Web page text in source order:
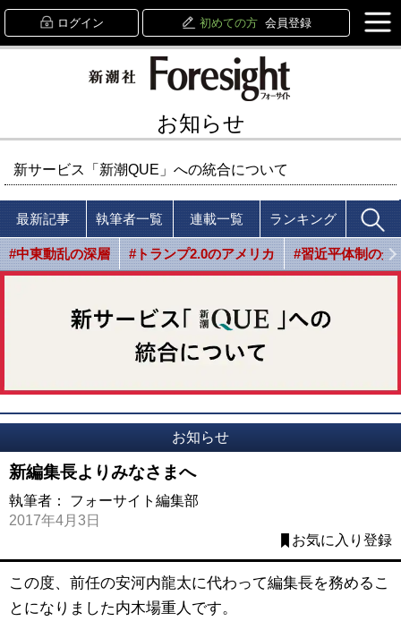
ログイン 初めての方 会員登録
お知らせ
新サービス「新潮QUE」への統合について
最新記事 執筆者一覧 連載一覧 ランキング
#中東動乱の深層 #トランプ2.0のアメリカ #習近平体制の光
お知らせ
新編集長よりみなさまへ
執筆者： フォーサイト編集部
2017年4月3日
お気に入り登録
この度、前任の安河内龍太に代わって編集長を務めるこ
とになりました内木場重人です。